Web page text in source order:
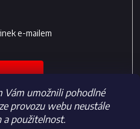
Vám umožnili pohodlné
provozu webu neustále
a použitelnost.
e-mailem